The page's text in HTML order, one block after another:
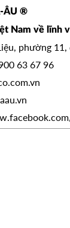
ÂU ®
Nam về lĩnh
phường
63 67 96